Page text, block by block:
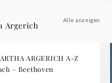
Argerich
Alle anzeigen
ARGERICH A-Z
– Beethoven